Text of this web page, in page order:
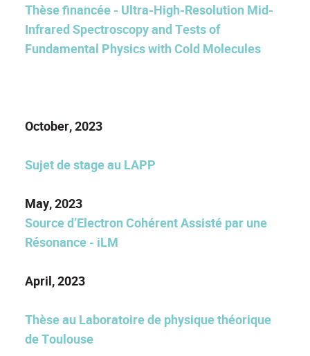
Thèse financée - Ultra-High-Resolution Mid-
Infrared Spectroscopy and Tests of
Fundamental Physics with Cold Molecules
October, 2023
Sujet de stage au LAPP
May, 2023
Source d’Electron Cohérent Assisté par une
Résonance - iLM
April, 2023
Thèse au Laboratoire de physique théorique
de Toulouse